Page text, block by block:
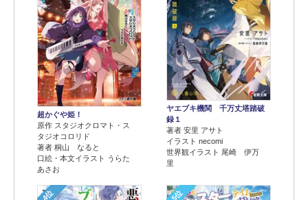
超かぐや姫！
原作 スタジオクロマト・ス
タジオコロリド
著者 桐山 なると
口絵・本文イラスト うらた
あさお
ヤエブキ機関 千万丈塔踏破
録１
著者 安里 アサト
イラスト necomi
世界観イラスト 尾崎 伊万
里
4位 5位